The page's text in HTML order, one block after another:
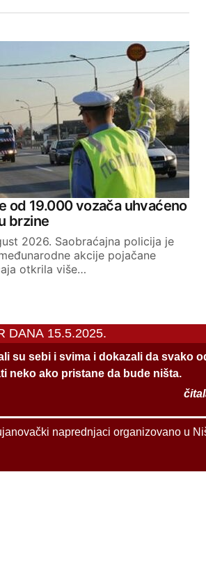
od 19.000 vozača uhvaćeno
brzine
2026. Saobraćajna policija je
akcije pojačane
otkrila više…
DANA 15.5.2025.
su sebi i svima i dokazali da svako
neko ako pristane da bude ništa.
naprednjaci organizovano u